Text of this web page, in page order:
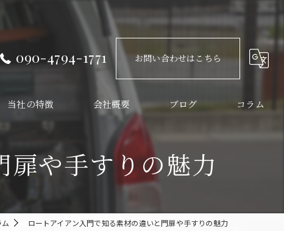
090-4794-1771 お問い合わせはこちら
当社の特徴
ガレージ
ガーデニング
会社概要 ブログ コラム
扉や手すりの魅力
ロートアイアン入門で知る素材の違いと門扉や手すりの魅力